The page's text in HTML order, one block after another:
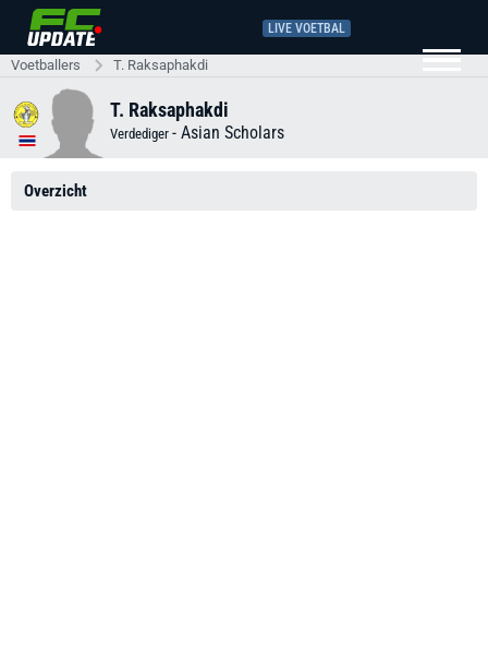
LIVE VOETBAL
Voetballers T. Raksaphakdi
T. Raksaphakdi
Verdediger - Asian Scholars
Overzicht